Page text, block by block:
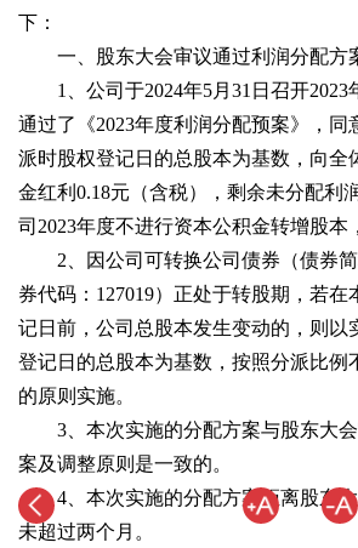
下：
一、股东大会审议通过利润分配方
1、公司于2024年5月31日召开2023
通过了《2023年度利润分配预案》，同
派时股权登记日的总股本为基数，向全
金红利0.18元（含税），剩余未分配利
司2023年度不进行资本公积金转增股本
2、因公司可转换公司债券（债券简
券代码：127019）正处于转股期，若在
记日前，公司总股本发生变动的，则以
登记日的总股本为基数，按照分派比例
的原则实施。
3、本次实施的分配方案与股东大会
案及调整原则是一致的。
4、本次实施的分配方案距离股东大
未超过两个月。